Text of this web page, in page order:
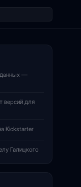
данных —
версий для
Kickstarter
Галицкого